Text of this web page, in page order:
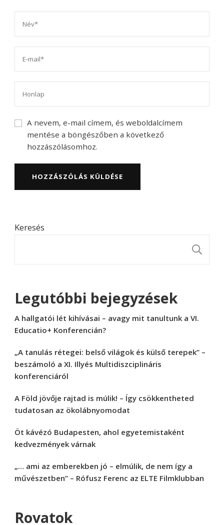
A nevem, e-mail címem, és weboldalcímem
mentése a böngészőben a következő
hozzászólásomhoz.
Keresés
Legutóbbi bejegyzések
A hallgatói lét kihívásai – avagy mit tanultunk a VI.
Educatio+ Konferencián?
„A tanulás rétegei: belső világok és külső terepek” –
beszámoló a XI. Illyés Multidiszciplináris
konferenciáról
A Föld jövője rajtad is múlik! – Így csökkentheted
tudatosan az ökolábnyomodat
Öt kávézó Budapesten, ahol egyetemistaként
kedvezmények várnak
„… ami az emberekben jó – elmúlik, de nem így a
művészetben” – Rófusz Ferenc az ELTE Filmklubban
Rovatok